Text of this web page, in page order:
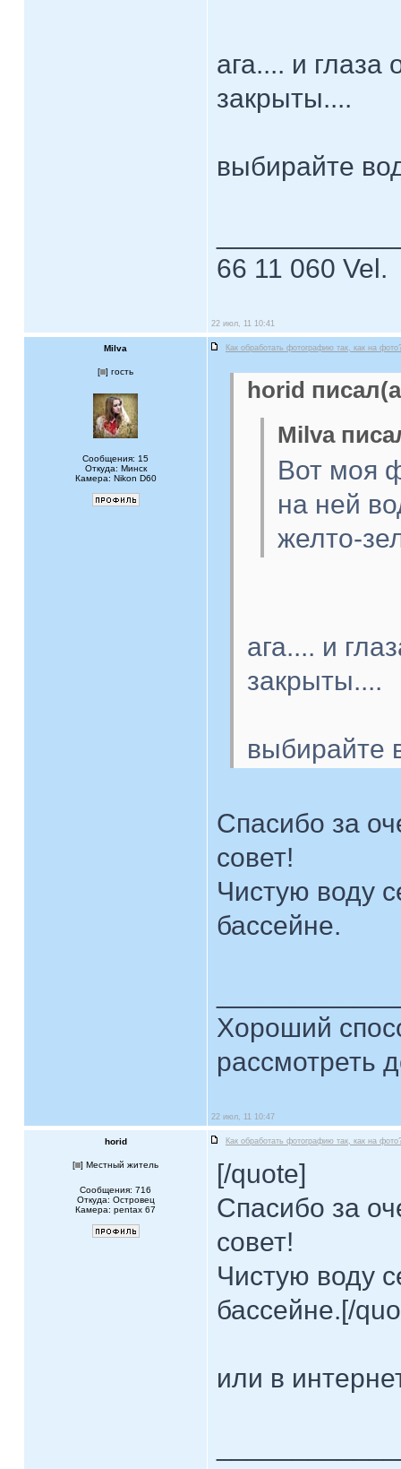
ага.... и
закрыты....
выбирайте
66 11 060 Vel.
22 июл, 11 10:41
Milva Как обработать фотографию так, как на
[ ] гость
Сообщения: 15
Откуда: Минск
Камера: Nikon D60
horid
Milva
Вот моя
на ней
желто-
ага.... и
закрыты....
выбирайте
Спасибо за
совет!
Чистую воду
бассейне.
Хороший
рассмотреть
22 июл, 11 10:47
horid Как обработать фотографию так, как на
[ ] Местный житель
Сообщения: 716
Откуда: Островец
Камера: pentax 67
[/quote]
Спасибо за
совет!
Чистую воду
бассейне.[/
или в